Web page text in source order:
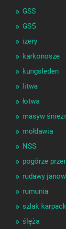
GSS
GSŚ
izery
karkonosze
kungsleden
litwa
łotwa
masyw
mołdawia
NSS
pogórze
rudawy
rumunia
szlak
ślęża